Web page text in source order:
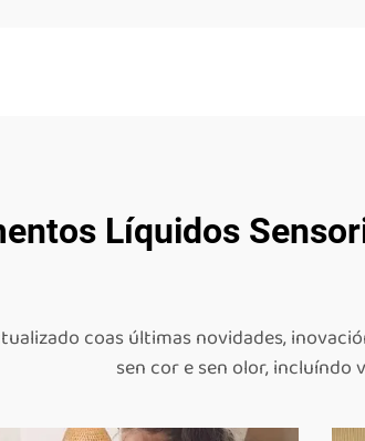
Líquidos
coas últimas novidades,
sen cor e sen olor, incluíndo